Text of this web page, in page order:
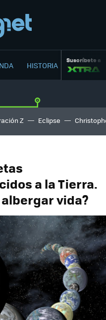
HISTORIA Suscríbete a
Z Eclipse
a la Tierra.
vida?